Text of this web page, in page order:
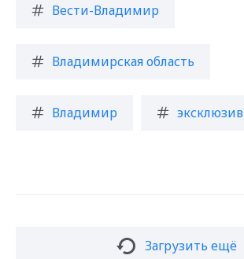
Вести-Владимир
Владимирская область
Владимир эксклюзив
Загрузить ещё